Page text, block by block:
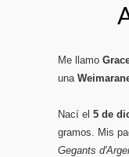
Me llamo
una
Nací el 5 de
gramos. Mis
Gegants